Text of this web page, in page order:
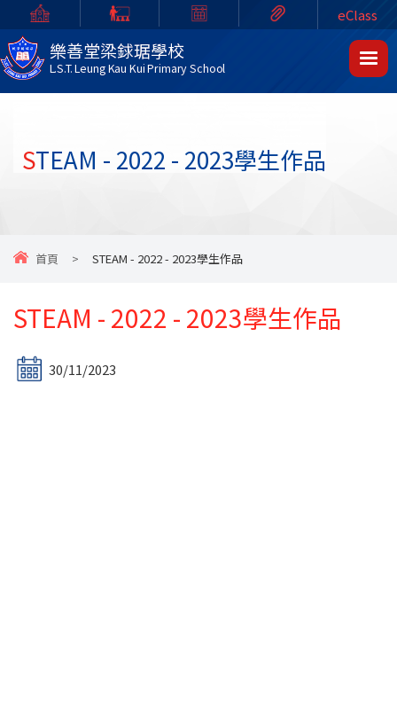
樂善堂梁銶琚學校
L.S.T. Leung Kau Kui Primary School
eClass
STEAM - 2022 - 2023學生作品
首頁 > STEAM - 2022 - 2023學生作品
STEAM - 2022 - 2023學生作品
30/11/2023